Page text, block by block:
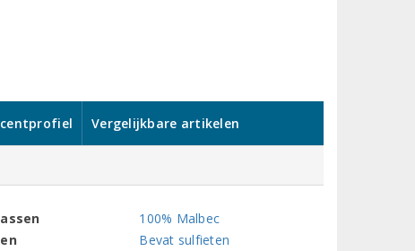
Vergelijkbare artikelen
100% Malbec
Bevat sulfieten